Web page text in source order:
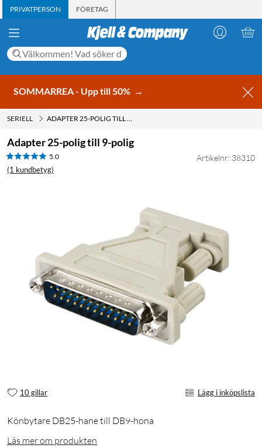
PRIVATPERSON FÖRETAG
SOMMARREA - Upp till 50% →
SERIELL ADAPTER 25-POLIG TILL 9-POLIG
Adapter 25-polig till 9-polig
5.0
(1 kundbetyg)
Artikelnr: 38310
10 gillar Lägg i inköpslista
Könbytare DB25-hane till DB9-hona
Läs mer om produkten